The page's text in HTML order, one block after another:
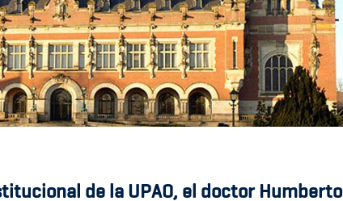
de la UPAO, el doctor Humberto